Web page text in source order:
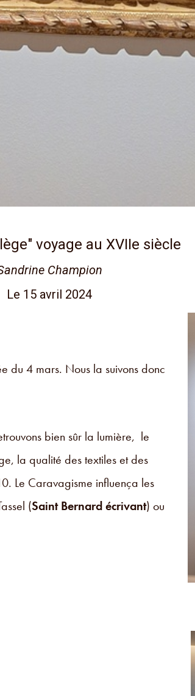
voyage au XVIIe siècle
Champion
Le 15 avril 2024
du 4 mars. Nous la suivons donc
bien sûr la lumière, le
la qualité des textiles et des
Le Caravagisme influença les
(Saint Bernard écrivant) ou